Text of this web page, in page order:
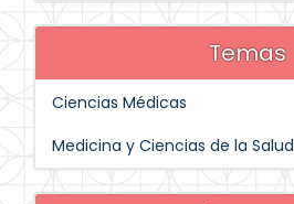
Temas
Ciencias Médicas
Medicina y Ciencias de la Salud